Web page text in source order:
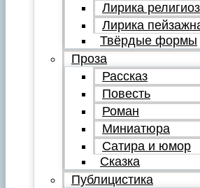
Лирика
Лирика
Твёрдые формы
Проза
Рассказ
Повесть
Роман
Миниатюра
Сатира и юмор
Сказка
Публицистика